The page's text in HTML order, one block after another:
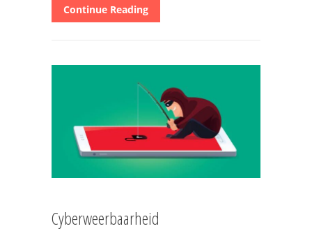
Continue Reading
Cyberweerbaarheid